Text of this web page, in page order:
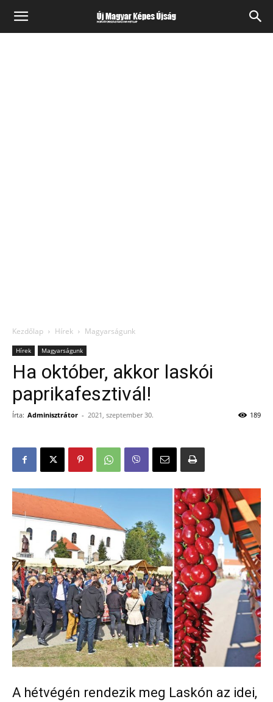
Kezdőlap Hírek Magyarságunk
Hírek Magyarságunk
Ha október, akkor laskói
paprikafesztivál!
Írta: Adminisztrátor - 2021, szeptember 30. 189
A hétvégén rendezik meg Laskón az idei,